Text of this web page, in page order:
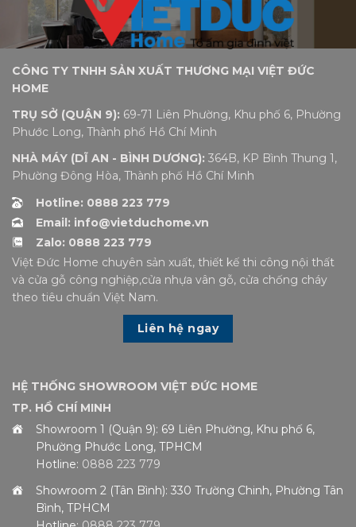
CÔNG TY TNHH SẢN XUẤT THƯƠNG MẠI VIỆT ĐỨC
HOME
TRỤ SỞ (QUẬN 9): 69-71 Liên Phường, Khu phố 6, Phường
Phước Long, Thành phố Hồ Chí Minh
NHÀ MÁY (DĨ AN - BÌNH DƯƠNG): 364B, KP Bình Thung 1,
Phường Đông Hòa, Thành phố Hồ Chí Minh
Hotline: 0888 223 779
Email: info@vietduchome.vn
Zalo: 0888 223 779
Việt Đức Home chuyên sản xuất, thiết kế thi công nội thất
và cửa gỗ công nghiệp,cửa nhựa vân gỗ, cửa chống cháy
theo tiêu chuẩn Việt Nam.
Liên hệ ngay
HỆ THỐNG SHOWROOM VIỆT ĐỨC HOME
TP. HỒ CHÍ MINH
Showroom 1 (Quận 9): 69 Liên Phường, Khu phố 6,
Phường Phước Long, TPHCM
Hotline: 0888 223 779
Showroom 2 (Tân Bình): 330 Trường Chinh, Phường Tân
Bình, TPHCM